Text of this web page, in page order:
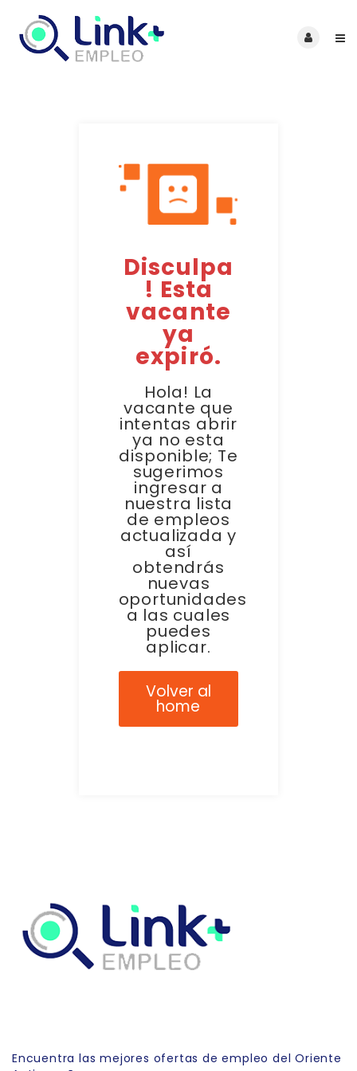
Disculpa
! Esta
vacante
ya
expiró.
Hola! La
vacante que
intentas abrir
ya no esta
disponible; Te
sugerimos
ingresar a
nuestra lista
de empleos
actualizada y
así
obtendrás
nuevas
oportunidades
a las cuales
puedes
aplicar.
Volver al
home
Encuentra las mejores ofertas de empleo del Oriente